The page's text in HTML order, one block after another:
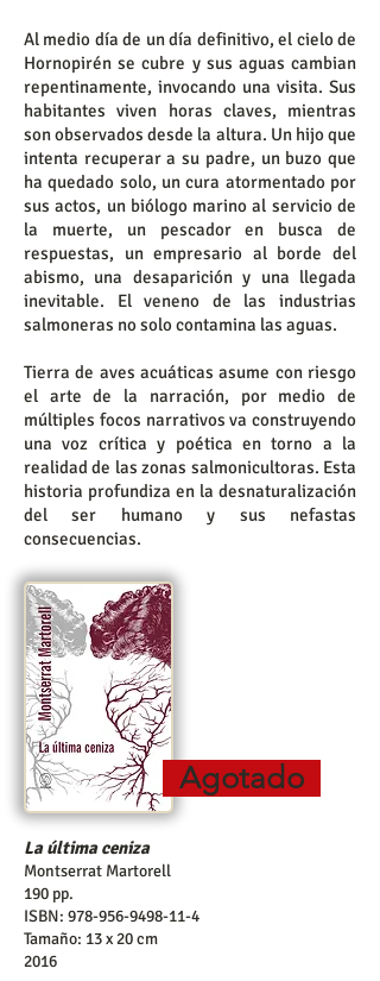
Al medio día de un día definitivo, el cielo de
Hornopirén se cubre y sus aguas cambian
repentinamente, invocando una visita. Sus
habitantes viven horas claves, mientras
son observados desde la altura. Un hijo que
intenta recuperar a su padre, un buzo que
ha quedado solo, un cura atormentado por
sus actos, un biólogo marino al servicio de
la muerte, un pescador en busca de
respuestas, un empresario al borde del
abismo, una desaparición y una llegada
inevitable. El veneno de las industrias
salmoneras no solo contamina las aguas.
Tierra de aves acuáticas asume con riesgo
el arte de la narración, por medio de
múltiples focos narrativos va construyendo
una voz crítica y poética en torno a la
realidad de las zonas salmonicultoras. Esta
historia profundiza en la desnaturalización
del ser humano y sus nefastas
consecuencias.
Agotado
La última ceniza
Montserrat Martorell
190 pp.
ISBN: 978-956-9498-11-4
Tamaño: 13 x 20 cm
2016